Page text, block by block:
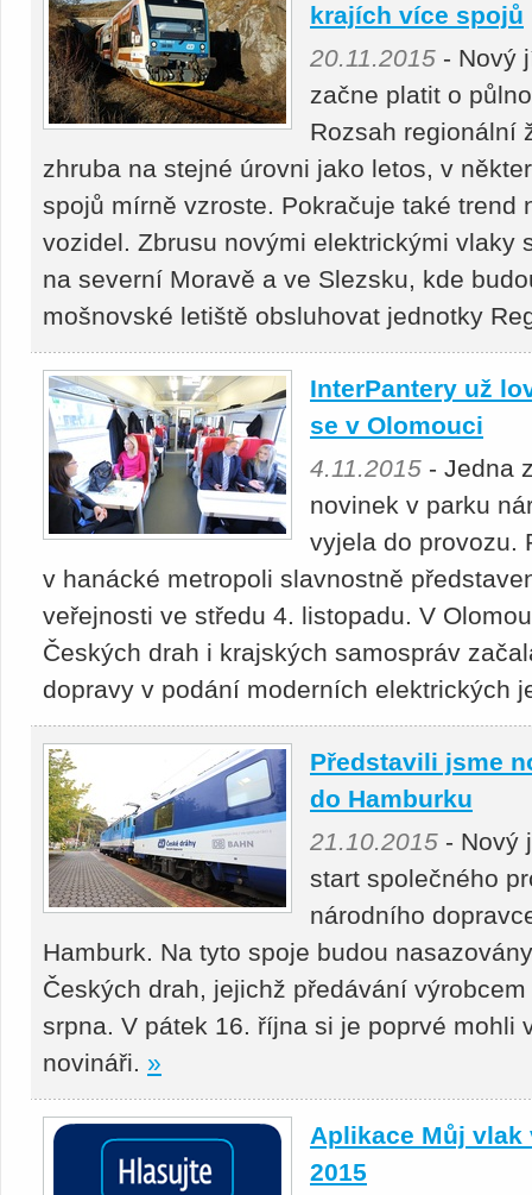
krajích více spojů
20.11.2015 - Nový
začne platit o
Rozsah regionální
zhruba na stejné úrovni jako letos, v
spojů mírně vzroste. Pokračuje také trend
vozidel. Zbrusu novými elektrickými vlaky
na severní Moravě a ve Slezsku, kde
mošnovské letiště obsluhovat jednotky
InterPantery už
se v Olomouci
4.11.2015 - Jedna
novinek v parku
vyjela do provozu.
v hanácké metropoli slavnostně
veřejnosti ve středu 4. listopadu. V
Českých drah i krajských samospráv
dopravy v podání moderních elektrických
Představili jsme
do Hamburku
21.10.2015 - Nový
start společného
národního
Hamburk. Na tyto spoje budou
Českých drah, jejichž předávání
srpna. V pátek 16. října si je poprvé mohli
novináři. »
Aplikace Můj
2015